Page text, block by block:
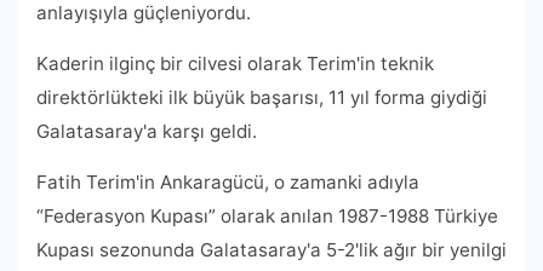
anlayışıyla güçleniyordu.
Kaderin ilginç bir cilvesi olarak Terim'in teknik
direktörlükteki ilk büyük başarısı, 11 yıl forma giydiği
Galatasaray'a karşı geldi.
Fatih Terim'in Ankaragücü, o zamanki adıyla
“Federasyon Kupası” olarak anılan 1987-1988 Türkiye
Kupası sezonunda Galatasaray'a 5-2'lik ağır bir yenilgi